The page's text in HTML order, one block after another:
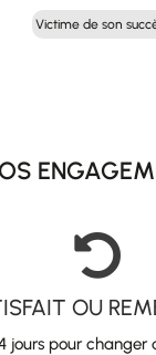
prix
initial
Victime de son

OU
jours pour changer